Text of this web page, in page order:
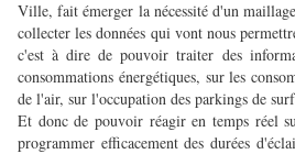
Ville, fait émerger la nécessité d'un
collecter les données qui vont nous
c'est à dire de pouvoir traiter des
consommations énergétiques, sur les
de l'air, sur l'occupation des parkings de
Et donc de pouvoir réagir en temps réel
programmer efficacement des durées